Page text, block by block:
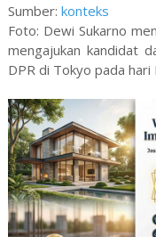
Sumber: konteks
Foto: Dewi Sukarno
mengajukan kandidat
DPR di Tokyo pada hari